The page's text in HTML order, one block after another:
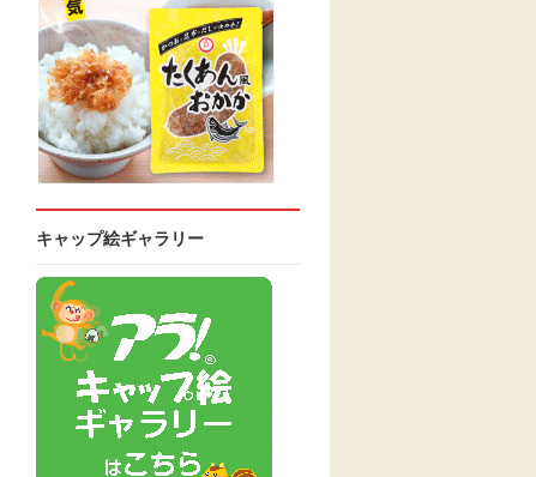
キャップ絵ギャラリー